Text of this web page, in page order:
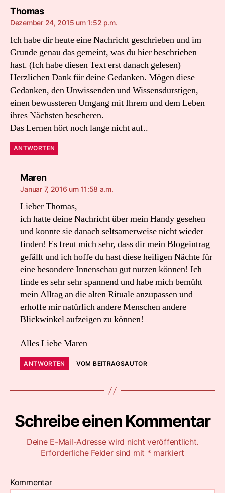
Thomassagt:
Dezember 24, 2015 um 1:52 p.m.
Ich habe dir heute eine Nachricht geschrieben und im
Grunde genau das gemeint, was du hier beschrieben
hast. (Ich habe diesen Text erst danach gelesen)
Herzlichen Dank für deine Gedanken. Mögen diese
Gedanken, den Unwissenden und Wissensdurstigen,
einen bewussteren Umgang mit Ihrem und dem Leben
ihres Nächsten bescheren.
Das Lernen hört noch lange nicht auf..
ANTWORTEN
Marensagt:
Januar 7, 2016 um 11:58 a.m.
Lieber Thomas,
ich hatte deine Nachricht über mein Handy gesehen
und konnte sie danach seltsamerweise nicht wieder
finden! Es freut mich sehr, dass dir mein Blogeintrag
gefällt und ich hoffe du hast diese heiligen Nächte für
eine besondere Innenschau gut nutzen können! Ich
finde es sehr sehr spannend und habe mich bemüht
mein Alltag an die alten Rituale anzupassen und
erhoffe mir natürlich andere Menschen andere
Blickwinkel aufzeigen zu können!
Alles Liebe Maren
ANTWORTEN VOM BEITRAGSAUTOR
Schreibe einen Kommentar
Deine E-Mail-Adresse wird nicht veröffentlicht.
Erforderliche Felder sind mit * markiert
Kommentar